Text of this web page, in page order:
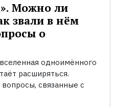
Можно ли
звали в нём
о
одноимённого
расширяться.
связанные с